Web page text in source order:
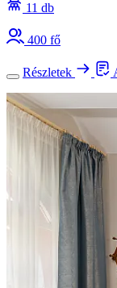
11 db
400 fő
Részletek